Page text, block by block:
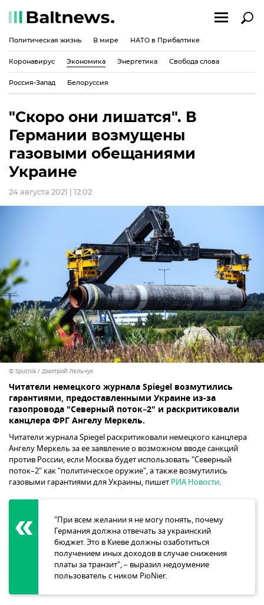
Политическая жизнь В мире НАТО в Прибалтике
Коронавирус Экономика Энергетика Свобода слова
Россия-Запад Белоруссия
"Скоро они лишатся". В
Германии возмущены
газовыми обещаниями
Украине
24 августа 2021 | 12:02
© Sputnik / Дмитрий Лельчук
Читатели немецкого журнала Spiegel возмутились
гарантиями, предоставленными Украине из-за
газопровода "Северный поток–2" и раскритиковали
канцлера ФРГ Ангелу Меркель.
Читатели журнала Spiegel раскритиковали немецкого канцлера
Ангелу Меркель за ее заявление о возможном вводе санкций
против России, если Москва будет использовать "Северный
поток–2" как "политическое оружие", а также возмутились
газовыми гарантиями для Украины, пишет РИА Новости.
"При всем желании я не могу понять, почему
Германия должна отвечать за украинский
бюджет. Это в Киеве должны озаботиться
получением иных доходов в случае снижения
платы за транзит", – выразил недоумение
пользователь с ником PioNier.